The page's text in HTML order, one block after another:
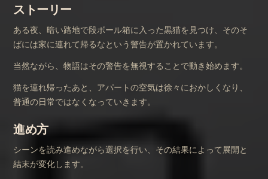
ストーリー
ある夜、暗い路地で段ボール箱に入った黒猫を見つけ、そのそ
ばには家に連れて帰るなという警告が置かれています。
当然ながら、物語はその警告を無視することで動き始めます。
猫を連れ帰ったあと、アパートの空気は徐々におかしくなり、
普通の日常ではなくなっていきます。
進め方
シーンを読み進めながら選択を行い、その結果によって展開と
結末が変化します。